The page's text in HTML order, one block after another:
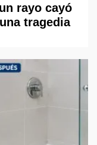
rayo cayó
tragedia